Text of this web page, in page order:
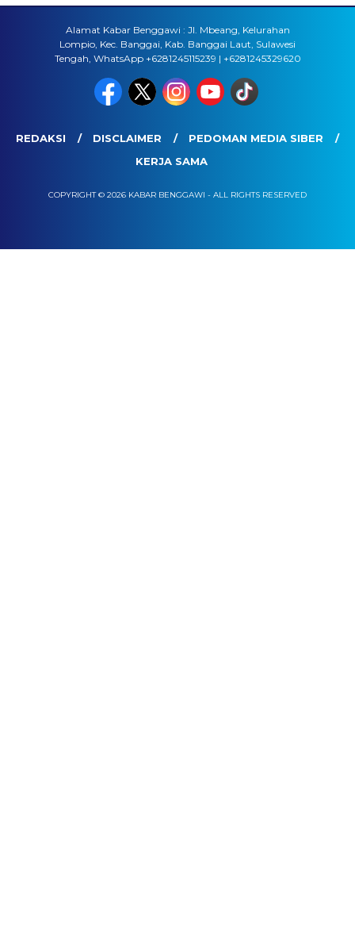
Alamat Kabar Benggawi : Jl. Mbeang, Kelurahan
Lompio, Kec. Banggai, Kab. Banggai Laut, Sulawesi
Tengah, WhatsApp +6281245115239 | +6281245329620
REDAKSI DISCLAIMER
PEDOMAN MEDIA SIBER
KERJA SAMA
COPYRIGHT © 2026 KABAR BENGGAWI - ALL RIGHTS RESERVED